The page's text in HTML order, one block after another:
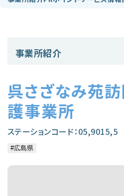
事業所紹介
呉さざなみ苑
護事業所
ステーションコード：05,9015,5